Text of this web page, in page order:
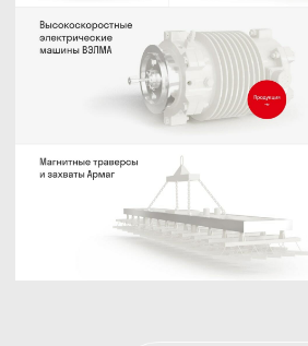
Каждое оборудование имеет